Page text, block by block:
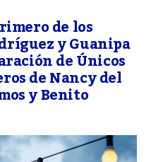
de los
y Guanipa
de Únicos
de Nancy del
y Benito